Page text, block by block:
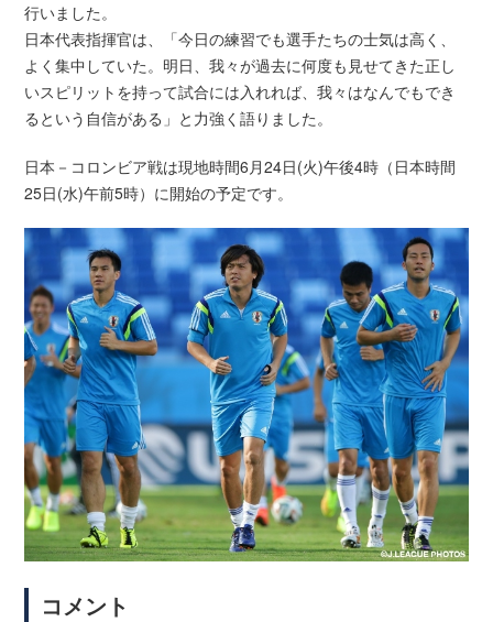
行いました。
日本代表指揮官は、「今日の練習でも選手たちの士気は高く、
よく集中していた。明日、我々が過去に何度も見せてきた正し
いスピリットを持って試合には入れれば、我々はなんでもでき
るという自信がある」と力強く語りました。
日本－コロンビア戦は現地時間6月24日(火)午後4時（日本時間
25日(水)午前5時）に開始の予定です。
コメント